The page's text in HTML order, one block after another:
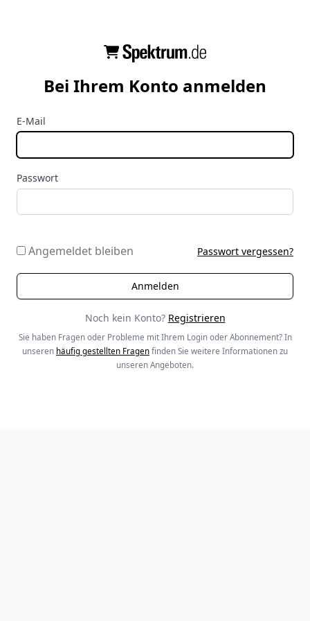
Bei Ihrem Konto anmelden
E-Mail
Passwort
Angemeldet bleiben Passwort vergessen?
Noch kein Konto? Registrieren
Sie haben Fragen oder Probleme mit Ihrem Login oder Abonnement? In
unseren häufig gestellten Fragen finden Sie weitere Informationen zu
unseren Angeboten.